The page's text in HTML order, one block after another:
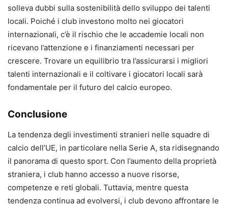
solleva dubbi sulla sostenibilità dello sviluppo dei talenti
locali. Poiché i club investono molto nei giocatori
internazionali, c’è il rischio che le accademie locali non
ricevano l’attenzione e i finanziamenti necessari per
crescere. Trovare un equilibrio tra l’assicurarsi i migliori
talenti internazionali e il coltivare i giocatori locali sarà
fondamentale per il futuro del calcio europeo.
Conclusione
La tendenza degli investimenti stranieri nelle squadre di
calcio dell’UE, in particolare nella Serie A, sta ridisegnando
il panorama di questo sport. Con l’aumento della proprietà
straniera, i club hanno accesso a nuove risorse,
competenze e reti globali. Tuttavia, mentre questa
tendenza continua ad evolversi, i club devono affrontare le